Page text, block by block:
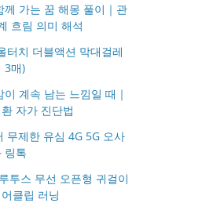
가는 꿈 해몽 풀이｜관
흐림 의미 해석
터치 더블액션 막대걸레
3매)
계속 남는 느낌일 때｜
자가 진단법
무제한 유심 4G 5G 오사
링톡
투스 무선 오픈형 귀걸이
클립 러닝